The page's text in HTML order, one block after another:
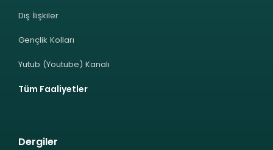
Dış İlişkiler
Gençlik Kolları
Yutub (Youtube) Kanalı
Tüm Faaliyetler
Dergiler